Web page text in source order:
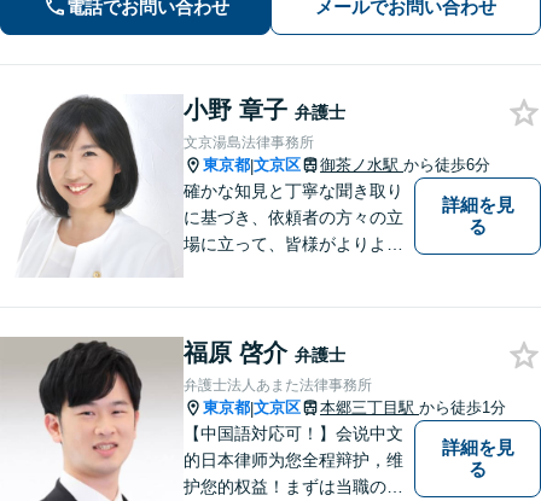
動産鑑定士など連携】【水道橋／本郷
三丁目駅から5分】
電話でお問い合わせ メールでお問い合わせ
小野 章子 弁護士
文京湯島法律事務所
東京都|文京区 御茶ノ水駅 から徒歩6分
確かな知見と丁寧な聞き取り
に基づき、依頼者の方々の立
場に立って、皆様がよりよい
詳細を見
る
福原 啓介 弁護士
弁護士法人あまた法律事務所
東京都|文京区 本郷三丁目駅 から徒歩1分
【中国語対応可！】会说中文
的日本律师为您全程辩护，维
护您的权益！まずは当職の直
詳細を見
る